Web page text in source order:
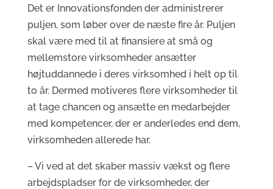
Det er Innovationsfonden der administrerer
puljen, som løber over de næste fire år. Puljen
skal være med til at finansiere at små og
mellemstore virksomheder ansætter
højtuddannede i deres virksomhed i helt op til
to år. Dermed motiveres flere virksomheder til
at tage chancen og ansætte en medarbejder
med kompetencer, der er anderledes end dem,
virksomheden allerede har.
– Vi ved at det skaber massiv vækst og flere
arbejdspladser for de virksomheder, der